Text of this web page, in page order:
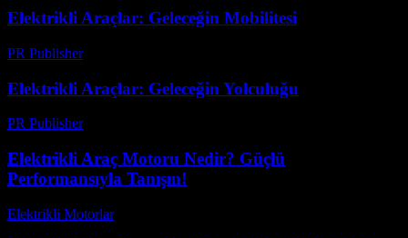
Elektrikli Araçlar: Geleceğin Mobilitesi
PR Publisher-
Elektrikli Araçlar: Geleceğin Yolculuğu
PR Publisher-
Elektrikli Araç Motoru Nedir? Güçlü
Performansıyla Tanışın!
Elektrikli Motorlar-